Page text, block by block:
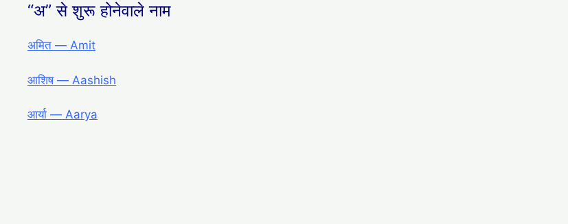
“अ” से शुरू होनेवाले नाम
अमित ― Amit
आशिष ― Aashish
आर्या ― Aarya